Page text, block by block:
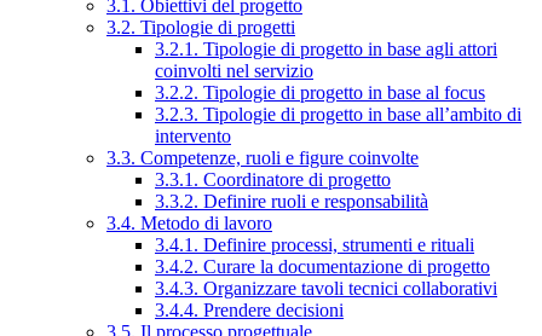
3.1. Obiettivi del progetto
3.2. Tipologie di progetti
3.2.1. Tipologie di progetto in base agli attori
coinvolti nel servizio
3.2.2. Tipologie di progetto in base al focus
3.2.3. Tipologie di progetto in base all’ambito di
intervento
3.3. Competenze, ruoli e figure coinvolte
3.3.1. Coordinatore di progetto
3.3.2. Definire ruoli e responsabilità
3.4. Metodo di lavoro
3.4.1. Definire processi, strumenti e rituali
3.4.2. Curare la documentazione di progetto
3.4.3. Organizzare tavoli tecnici collaborativi
3.4.4. Prendere decisioni
3.5. Il processo progettuale